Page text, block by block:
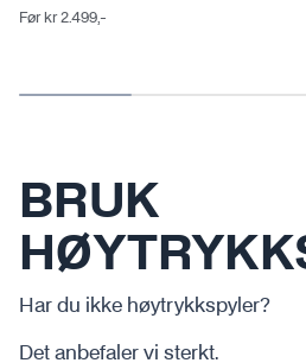
Førkr2.499,-
BRUK
Har du ikke høytrykkspyler?
Det anbefaler vi sterkt.